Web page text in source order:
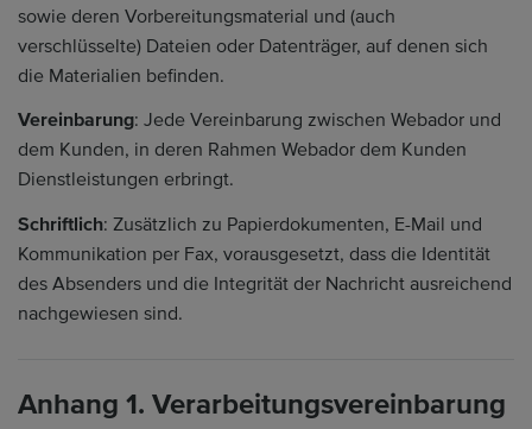
sowie deren Vorbereitungsmaterial und (auch
verschlüsselte) Dateien oder Datenträger, auf denen sich
die Materialien befinden.
Vereinbarung: Jede Vereinbarung zwischen Webador und
dem Kunden, in deren Rahmen Webador dem Kunden
Dienstleistungen erbringt.
Schriftlich: Zusätzlich zu Papierdokumenten, E-Mail und
Kommunikation per Fax, vorausgesetzt, dass die Identität
des Absenders und die Integrität der Nachricht ausreichend
nachgewiesen sind.
Anhang 1. Verarbeitungsvereinbarung